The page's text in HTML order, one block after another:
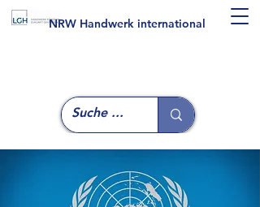
NRW Handwerk international